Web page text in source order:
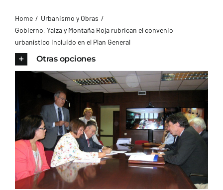
AYUNTAMIENTO
CONTACTO
Home
Urbanismo y Obras
Gobierno, Yaiza y Montaña Roja rubrican el convenio
urbanístico incluido en el Plan General
Otras opciones